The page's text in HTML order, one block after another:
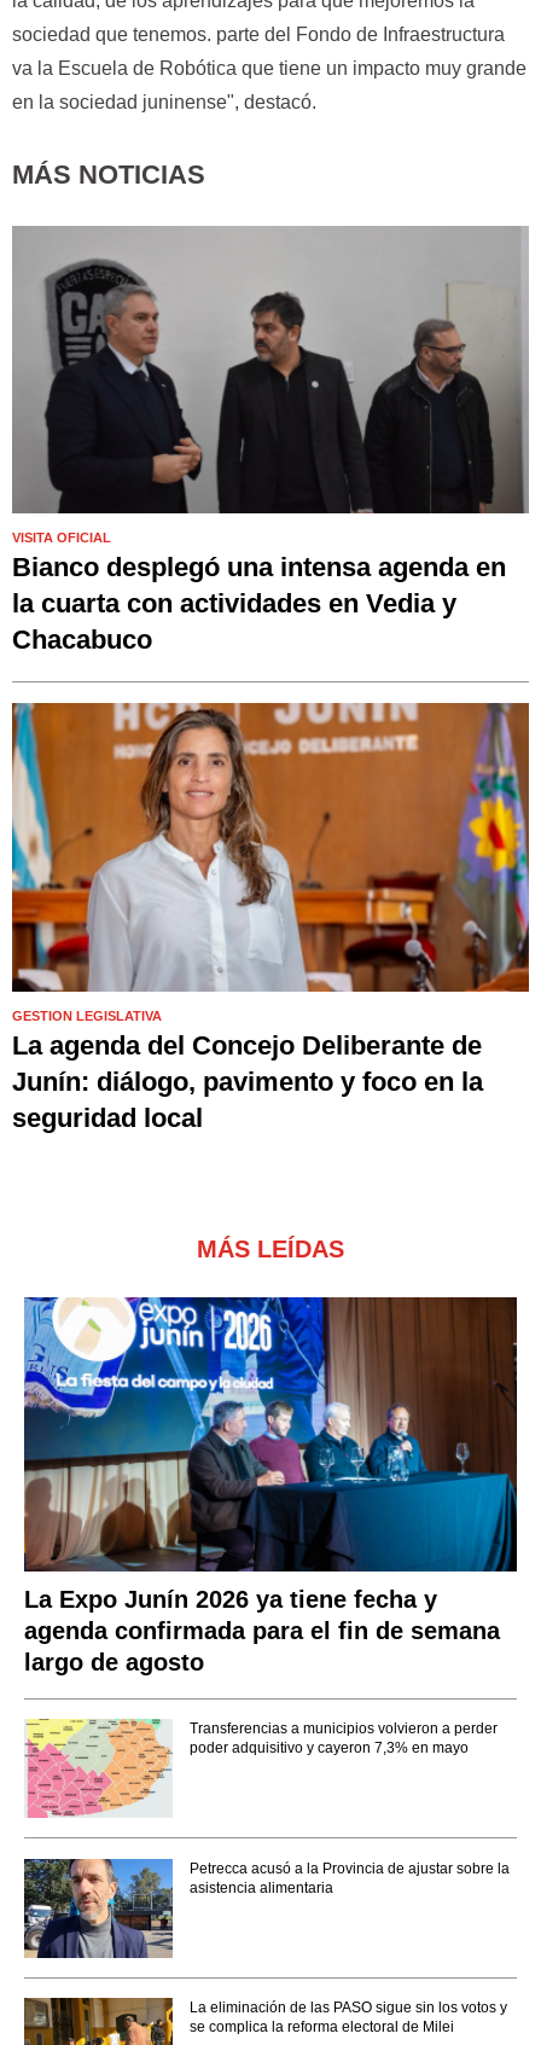
sociedad que tenemos. parte del Fondo de Infraestructura
va la Escuela de Robótica que tiene un impacto muy grande
en la sociedad juninense", destacó.
MÁS NOTICIAS
VISITA OFICIAL
Bianco desplegó una intensa agenda en
la cuarta con actividades en Vedia y
Chacabuco
GESTION LEGISLATIVA
La agenda del Concejo Deliberante de
Junín: diálogo, pavimento y foco en la
seguridad local
MÁS LEÍDAS
La Expo Junín 2026 ya tiene fecha y
agenda confirmada para el fin de semana
largo de agosto
Transferencias a municipios volvieron a perder
poder adquisitivo y cayeron 7,3% en mayo
Petrecca acusó a la Provincia de ajustar sobre la
asistencia alimentaria
La eliminación de las PASO sigue sin los votos y
se complica la reforma electoral de Milei